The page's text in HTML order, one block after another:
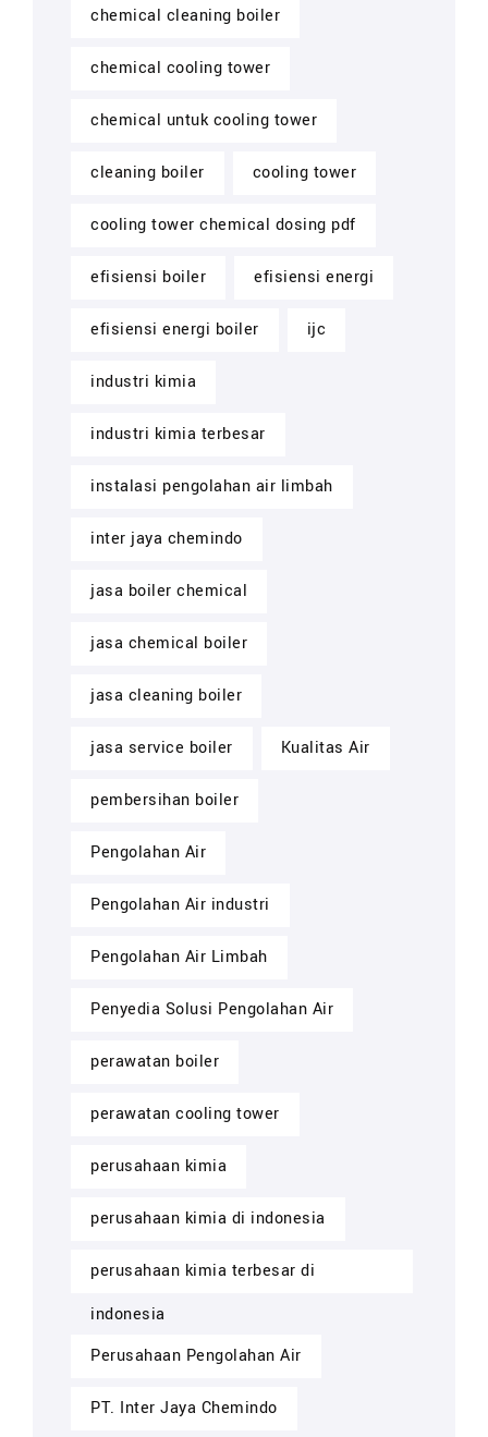
chemical cleaning boiler
chemical cooling tower
chemical untuk cooling tower
cleaning boiler cooling tower
cooling tower chemical dosing pdf
efisiensi boiler efisiensi energi
efisiensi energi boiler ijc
industri kimia
industri kimia terbesar
instalasi pengolahan air limbah
inter jaya chemindo
jasa boiler chemical
jasa chemical boiler
jasa cleaning boiler
jasa service boiler Kualitas Air
pembersihan boiler
Pengolahan Air
Pengolahan Air industri
Pengolahan Air Limbah
Penyedia Solusi Pengolahan Air
perawatan boiler
perawatan cooling tower
perusahaan kimia
perusahaan kimia di indonesia
perusahaan kimia terbesar di
indonesia
Perusahaan Pengolahan Air
PT. Inter Jaya Chemindo